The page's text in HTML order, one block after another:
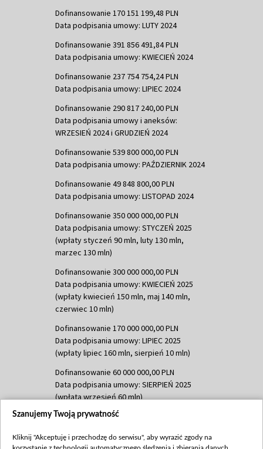
Dofinansowanie 170 151 199,48 PLN
Data podpisania umowy: LUTY 2024
Dofinansowanie 391 856 491,84 PLN
Data podpisania umowy: KWIECIEŃ 2024
Dofinansowanie 237 754 754,24 PLN
Data podpisania umowy: LIPIEC 2024
Dofinansowanie 290 817 240,00 PLN
Data podpisania umowy i aneksów:
WRZESIEŃ 2024 i GRUDZIEŃ 2024
Dofinansowanie 539 800 000,00 PLN
Data podpisania umowy: PAŹDZIERNIK 2024
Dofinansowanie 49 848 800,00 PLN
Data podpisania umowy: LISTOPAD 2024
Dofinansowanie 350 000 000,00 PLN
Data podpisania umowy: STYCZEŃ 2025
(wpłaty styczeń 90 mln, luty 130 mln,
marzec 130 mln)
Dofinansowanie 300 000 000,00 PLN
Data podpisania umowy: KWIECIEŃ 2025
(wpłaty kwiecień 150 mln, maj 140 mln,
czerwiec 10 mln)
Dofinansowanie 170 000 000,00 PLN
Data podpisania umowy: LIPIEC 2025
(wpłaty lipiec 160 mln, sierpień 10 mln)
Dofinansowanie 60 000 000,00 PLN
Data podpisania umowy: SIERPIEŃ 2025
(wpłata wrzesień 60 mln)
Dofinansowanie 635 783 051,21 PLN
(wpłata wrzesień 100 mln, październik 350
Szanujemy Twoją prywatność
Kliknij "Akceptuję i przechodzę do serwisu", aby wyrazić zgody na